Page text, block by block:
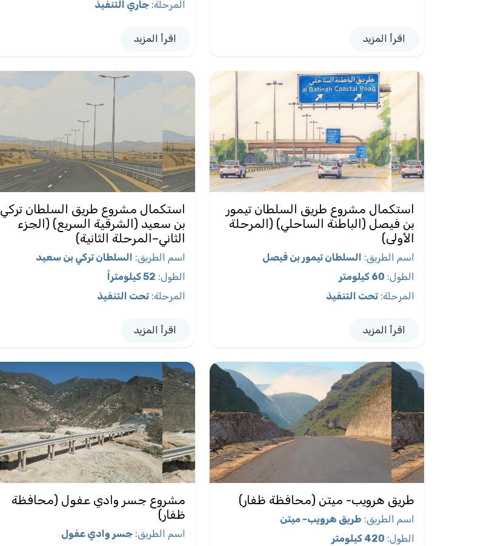
اقرأ المزيد
المرحلة: جاري التنفيذ
اقرأ المزيد
استكمال مشروع طريق السلطان تيمور
بن فيصل (الباطنة الساحلي) (المرحلة
الأولى)
اسم الطريق: السلطان تيمور بن فيصل
الطول: 60 كيلومتر
المرحلة:تحت التنفيذ
اقرأ المزيد
استكمال مشروع طريق السلطان تركي
بن سعيد (الشرقية السريع) (الجزء
الثاني–المرحلة الثانية)
اسم الطريق: السلطان تركي بن سعيد
الطول: 52 كيلومتراً
المرحلة:تحت التنفيذ
اقرأ المزيد
طريق هرويب- ميتن (محافظة ظفار)
اسم الطريق: طريق هرويب- ميتن
الطول: 420 كيلومتر
مشروع جسر وادي عفول (محافظة
ظفار)
اسم الطريق: جسر وادي عفول